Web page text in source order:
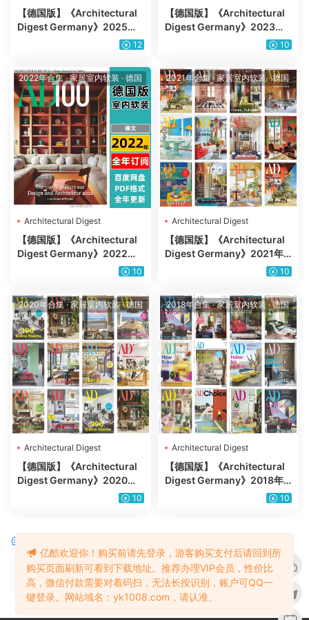
Germany
【德国版】《Architectural
Digest Germany》2025年
合集AD德版安邸室内软装设12
Germany
【德国版】《Architectural
Digest Germany》2023年
合集AD德版安邸室内软装设10
2022年合集·家居室内软装 · 德国
Architectural Digest
Germany
【德国版】《Architectural
Digest Germany》2022年
合集AD德版安邸室内软装设10
2021年合集·家居室内软装·德国
Architectural Digest
Germany
【德国版】《Architectural
Digest Germany》2021年
合集AD德版安邸室内软装设10
2020年合集·家居室内软装·德国
Architectural Digest
Germany
【德国版】《Architectural
Digest Germany》2020年
合集AD德版安邸室内软装设10
2018年合集·家居室内软装·德国
Architectural Digest
Germany
【德国版】《Architectural
Digest Germany》2018年
合集AD德版安邸室内软装设10
请先登录
亿酷欢迎你！购买前请先登录，游客购买支付后请回到所
购买页面刷新可看到下载地址。推荐办理VIP会员，性价比
高，微信付款需要对着码扫，无法长按识别，账户可QQ一
键登录。网站域名：yk1008.com，请认准。